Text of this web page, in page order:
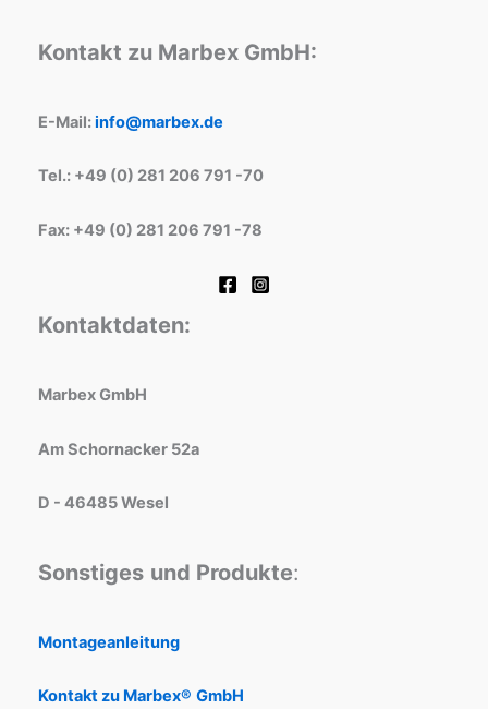
Kontakt zu Marbex GmbH:
E-Mail:info@marbex.de
Tel.: +49 (0) 281 206 791 -70
Fax: +49 (0) 281 206 791 -78
Kontaktdaten:
Marbex GmbH
Am Schornacker 52a
D - 46485 Wesel
Sonstiges und Produkte:
Montageanleitung
Kontakt zu Marbex® GmbH